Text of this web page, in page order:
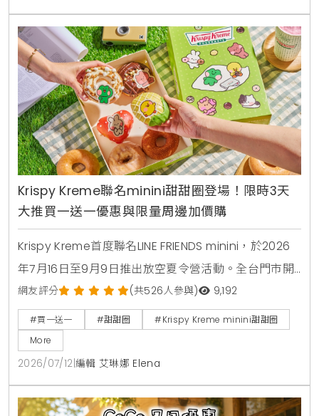
Krispy Kreme聯名minini甜甜圈登場！限時3天
大推買一送一優惠與限量周邊加價購
Krispy Kreme首度聯名LINE FRIENDS minini，於2026
年7月16日至9月9日推出放空夏令營活動。全台門市開
賣4款角色甜甜圈，包含草莓甜心、玉米拿鐵、焦糖牛
奶與柑橘可可，並同步推出加價購貼紙包、迷你提袋與
盲盒公仔。7月16日至7月18日期間更祭出LINE好友憑券
買minini禮盒送原味糖霜甜甜圈盒的買一送一限時優
惠。
網友評分 (共526人參與) 9,192
#買一送一 #甜甜圈
#Krispy Kreme minini甜甜圈
More
2026/07/12 編輯 艾琳娜 Elena